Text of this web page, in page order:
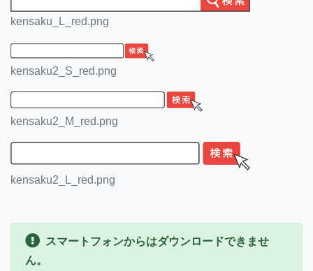
kensaku_L_red.png
kensaku2_S_red.png
kensaku2_M_red.png
kensaku2_L_red.png
スマートフォンからはダウンロードできませ
ん。